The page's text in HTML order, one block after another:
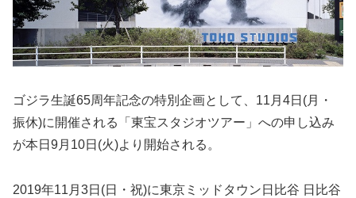
ゴジラ生誕65周年記念の特別企画として、11月4日(月・
振休)に開催される「東宝スタジオツアー」への申し込み
が本日9月10日(火)より開始される。
2019年11月3日(日・祝)に東京ミッドタウン日比谷 日比谷